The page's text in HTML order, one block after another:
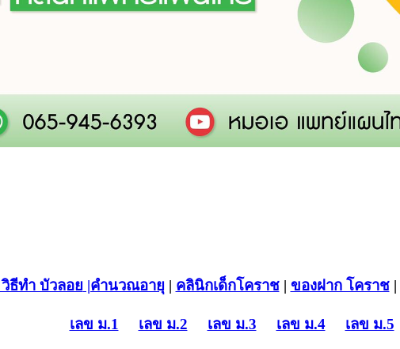
วิธีทำ บัวลอย |คำนวณอายุ | คลินิกเด็กโคราช| ของฝาก โคราช|
เลข ม.1 เลข ม.2 เลข ม.3 เลข ม.4 เลข ม.5